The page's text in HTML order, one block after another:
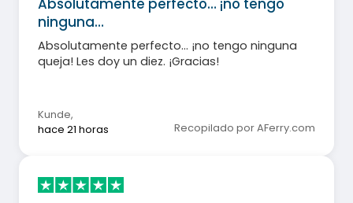
Absolutamente perfecto… ¡no tengo
ninguna…
Absolutamente perfecto… ¡no tengo ninguna
queja! Les doy un diez. ¡Gracias!
Kunde,
hace 21 horas
Recopilado por AFerry.com